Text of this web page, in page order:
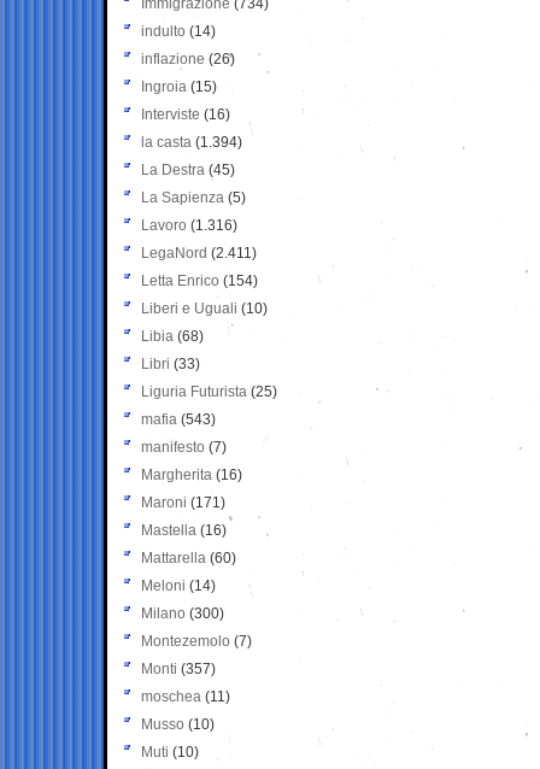
Immigrazione (734)
indulto (14)
inflazione (26)
Ingroia (15)
Interviste (16)
la casta (1.394)
La Destra (45)
La Sapienza (5)
Lavoro (1.316)
LegaNord (2.411)
Letta Enrico (154)
Liberi e Uguali (10)
Libia (68)
Libri (33)
Liguria Futurista (25)
mafia (543)
manifesto (7)
Margherita (16)
Maroni (171)
Mastella (16)
Mattarella (60)
Meloni (14)
Milano (300)
Montezemolo (7)
Monti (357)
moschea (11)
Musso (10)
Muti (10)